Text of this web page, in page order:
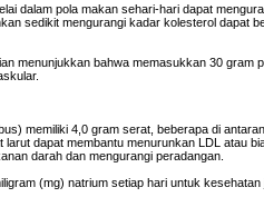
dalam pola makan sehari-hari dapat
sedikit mengurangi kadar kolesterol dapat
menunjukkan bahwa memasukkan 30 gram
memiliki 4,0 gram serat, beberapa di
dapat membantu menurunkan LDL atau
darah dan mengurangi peradangan.
(mg) natrium setiap hari untuk